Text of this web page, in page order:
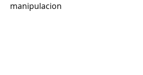
manipulacion